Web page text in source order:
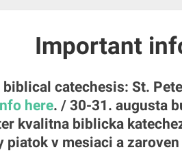
Important
catechesis: St.
here. / 30-31. augusta
kvalitna biblicka
piatok v mesiaci a